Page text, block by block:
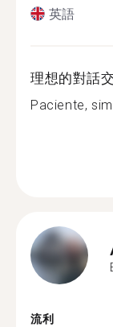
英語
理想的對話
Paciente,
流利